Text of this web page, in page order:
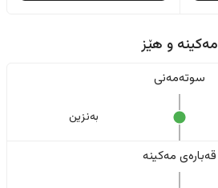
مەکینە و هێز
سوتەمەنی
بەنزین
قەبارەی مەکینە